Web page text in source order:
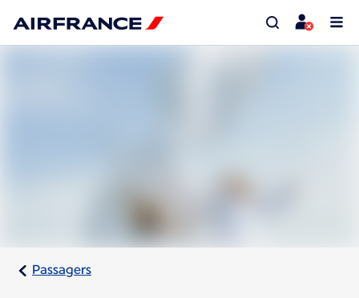
Passagers